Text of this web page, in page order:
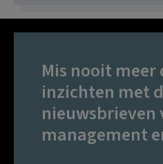
Mis nooit meer
inzichten met
nieuwsbrieven
management